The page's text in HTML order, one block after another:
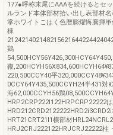
177●呼称末尾にAAAを続けるとセ
ルランド本体部材拾い出し表部材
掌ホワイトこはく色暦膨燿悔騰揮
棟
鶏
鞭
220,500CCY40平
0CCY64Y435,500CCYH24半431対
海62,000CCYH56鶏
HRP2CRP222l122HRPCRP22222
HRT21CRT21l1横部材
HRJ2CRJ222122HRJCRJ22222柱